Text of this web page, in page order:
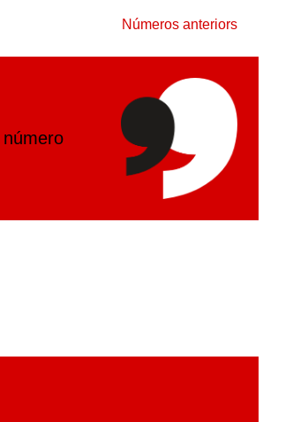
Números anteriors
número